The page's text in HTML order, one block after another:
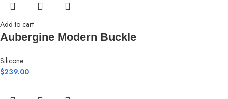
Add to cart
Aubergine Modern Buckle
Silicone
$239.00